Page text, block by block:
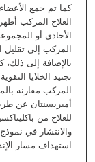
كما تم جمع
العلاج المركب
الأحادي أو
المركب إلى تقلیل
بالإضافة إلى
المركب مقارنة
أمبریسنتان عن
للعلاج من
والانتشار في
استھداف مسار